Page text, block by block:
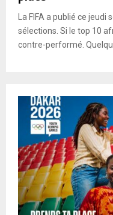
La FIFA a publié ce
sélections. Si le top 10
contre-performé.